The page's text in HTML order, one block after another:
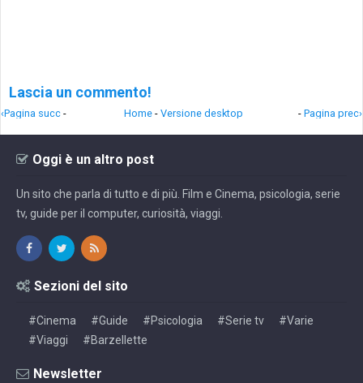
Lascia un commento!
‹Pagina succ - - Pagina prec›
Home - Versione desktop
Oggi è un altro post
Un sito che parla di tutto e di più. Film e Cinema, psicologia, serie
tv, guide per il computer, curiosità, viaggi.
Sezioni del sito
#Cinema #Guide #Psicologia #Serie tv
#Varie
#Viaggi
#Barzellette
Newsletter